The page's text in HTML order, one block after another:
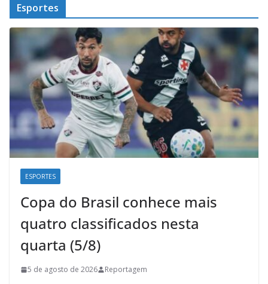
Esportes
ESPORTES
Copa do Brasil conhece mais
quatro classificados nesta
quarta (5/8)
5 de agosto de 2026 Reportagem